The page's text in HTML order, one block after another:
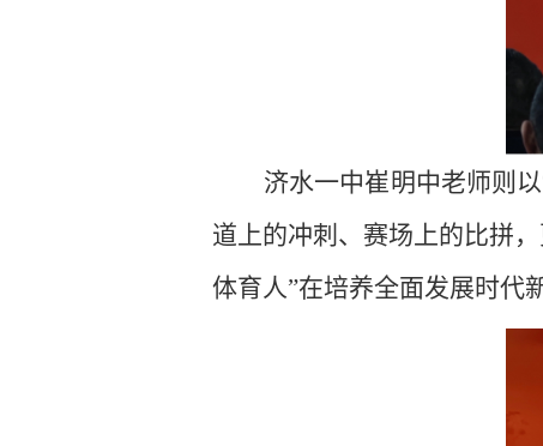
济水一中崔明中老师则
道上的冲刺、赛场上的比拼
体育人”在培养全面发展时代